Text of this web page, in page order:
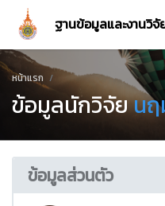
ฐานข้อมูลและงานวิจั
หน้าแรก
ข้อมูลนักวิจัยนฤ
ข้อมูลส่วนตัว